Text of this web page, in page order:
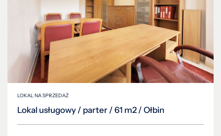
LOKAL NA SPRZEDAŻ
Lokal usługowy / parter / 61 m2 / Ołbin